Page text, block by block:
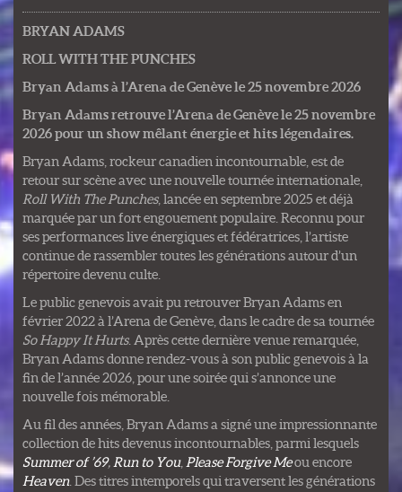
BRYAN ADAMS
ROLL WITH THE PUNCHES
Bryan Adams à l’Arena de Genève le 25 novembre 2026
Bryan Adams retrouve l’Arena de Genève le 25 novembre
2026 pour un show mêlant énergie et hits légendaires.
Bryan Adams, rockeur canadien incontournable, est de
retour sur scène avec une nouvelle tournée internationale,
Roll With The Punches, lancée en septembre 2025 et déjà
marquée par un fort engouement populaire. Reconnu pour
ses performances live énergiques et fédératrices, l’artiste
continue de rassembler toutes les générations autour d’un
répertoire devenu culte.
Le public genevois avait pu retrouver Bryan Adams en
février 2022 à l’Arena de Genève, dans le cadre de sa tournée
So Happy It Hurts. Après cette dernière venue remarquée,
Bryan Adams donne rendez-vous à son public genevois à la
fin de l’année 2026, pour une soirée qui s’annonce une
nouvelle fois mémorable.
Au fil des années, Bryan Adams a signé une impressionnante
collection de hits devenus incontournables, parmi lesquels
Summer of ’69, Run to You, Please Forgive Meou encore
Heaven. Des titres intemporels qui traversent les générations